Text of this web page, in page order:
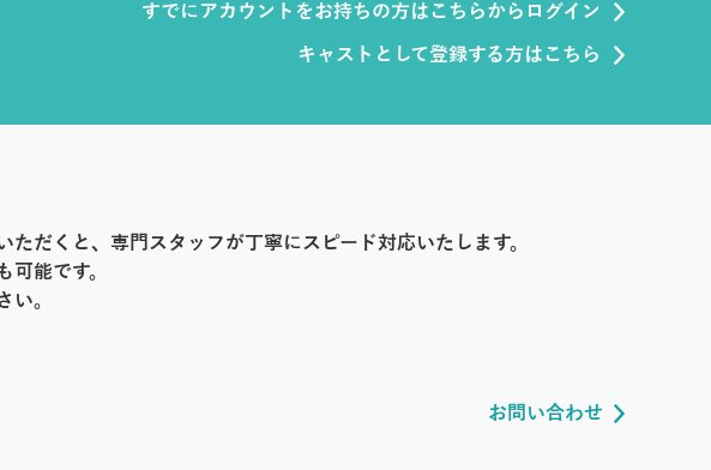
すでにアカウントをお持ちの方はこちらからログイン
キャストとして登録する方はこちら
ただくと、専門スタッフが丁寧にスピード対応いたします。
能です。
い。
お問い合わせ